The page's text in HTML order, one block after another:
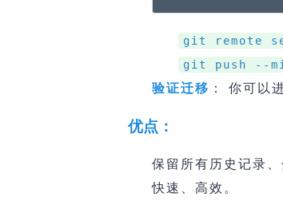
git remote
git push --
验证迁移 ： 你可以
优点：
保留所有历史记录
快速、高效。